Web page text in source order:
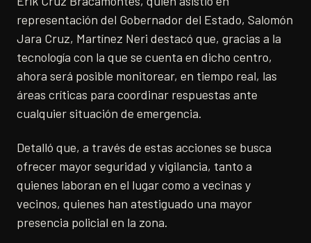
representación del Gobernador del Estado, Salomón
Jara Cruz, Martínez Neri destacó que, gracias a la
tecnología con la que se cuenta en dicho centro,
ahora será posible monitorear, en tiempo real, las
áreas críticas para coordinar respuestas ante
cualquier situación de emergencia.
Detalló que, a través de estas acciones se busca
ofrecer mayor seguridad y vigilancia, tanto a
quienes laboran en el lugar como a vecinas y
vecinos, quienes han atestiguado una mayor
presencia policial en la zona.